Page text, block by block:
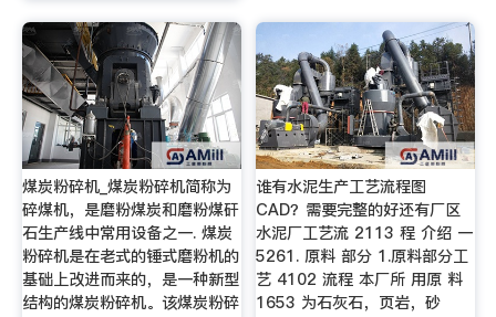
煤炭粉碎机_煤炭粉碎机简称为
碎煤机，是磨粉煤炭和磨粉煤矸
石生产线中常用设备之一. 煤炭
粉碎机是在老式的锤式磨粉机的
基础上改进而来的，是一种新型
结构的煤炭粉碎机。该煤炭粉碎
谁有水泥生产工艺流程图
CAD？需要完整的好还有厂区
水泥厂工艺流 2113 程 介绍 一
5261. 原料 部分 1.原料部分工
艺 4102 流程 本厂所 用原 料
1653 为石灰石，页岩，砂